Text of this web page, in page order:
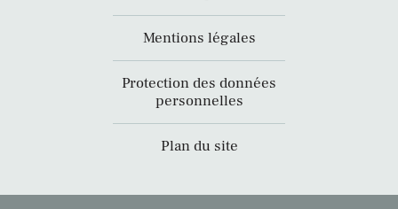
Mentions légales
Protection des données
personnelles
Plan du site